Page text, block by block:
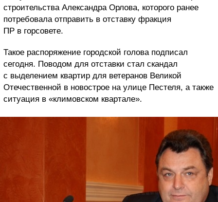
строительства Александра Орлова, которого ранее
потребовала отправить в отставку фракция
ПР в горсовете.
Такое распоряжение городской голова подписал
сегодня. Поводом для отставки стал скандал
с выделением квартир для ветеранов Великой
Отечественной в новострое на улице Пестеля, а также
ситуация в «климовском квартале».